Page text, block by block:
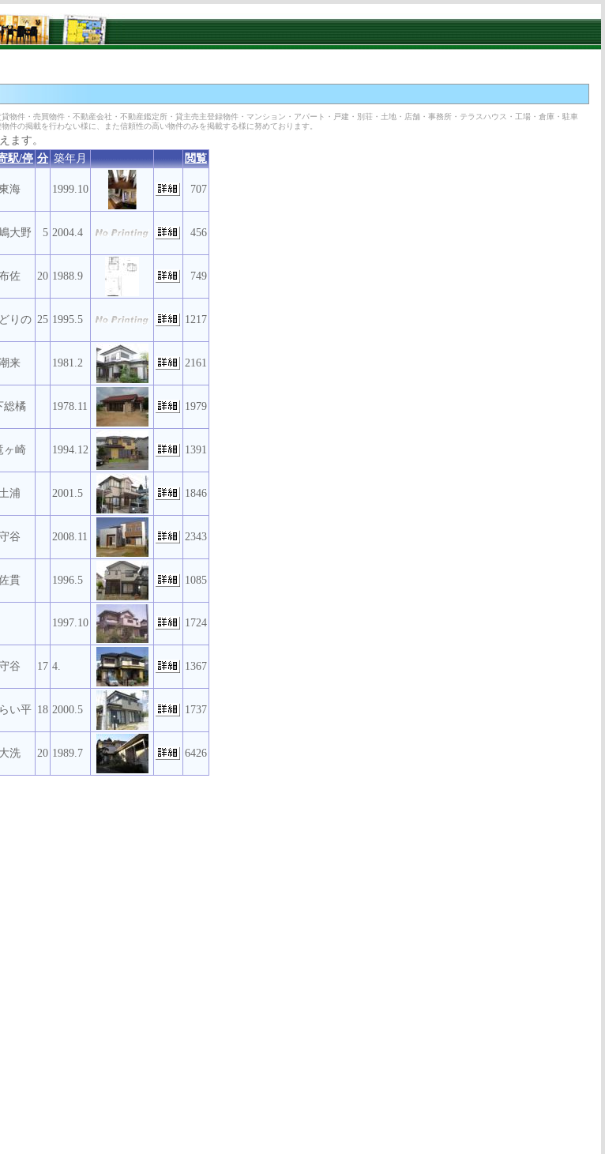
件・売買物件・不動産会社・不動産鑑定所・貸主売主登録物件・マンション・アパート・戸建・別荘・土地・店舗・事務所・テラスハウス・工場・倉庫・駐車
の掲載を行わない様に、また信頼性の高い物件のみを掲載する様に努めております。
ます。
駅/停 分 築年月 閲覧
海 1999.10 707
大野 5 2004.4 456
佐 20 1988.9 749
りの 25 1995.5 1217
来 1981.2 2161
総橘 1978.11 1979
ヶ崎 1994.12 1391
浦 2001.5 1846
谷 2008.11 2343
貫 1996.5 1085
1997.10 1724
谷 17 4. 1367
い平 18 2000.5 1737
大洗 20 1989.7 6426